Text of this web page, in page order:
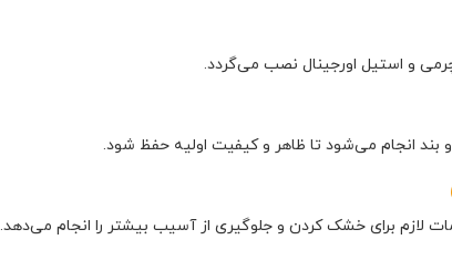
و استیل اورجینال نصب می‌گردد.
بند انجام می‌شود تا ظاهر و کیفیت اولیه حفظ شود.
لازم برای خشک کردن و جلوگیری از آسیب بیشتر را انجام می‌دهد.